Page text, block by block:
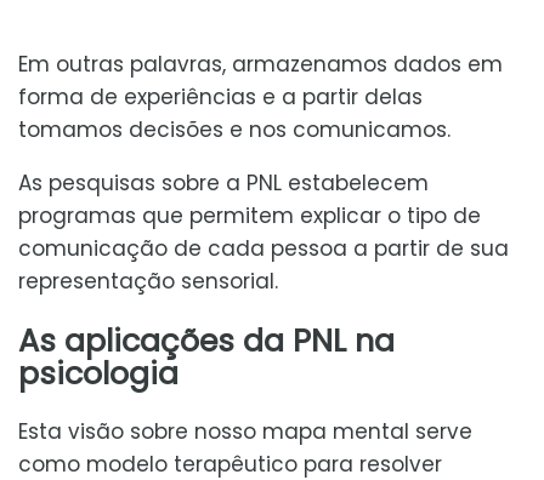
Em outras palavras, armazenamos dados em
forma de experiências e a partir delas
tomamos decisões e nos comunicamos.
As pesquisas sobre a PNL estabelecem
programas que permitem explicar o tipo de
comunicação de cada pessoa a partir de sua
representação sensorial.
As aplicações da PNL na
psicologia
Esta visão sobre nosso mapa mental serve
como modelo terapêutico para resolver